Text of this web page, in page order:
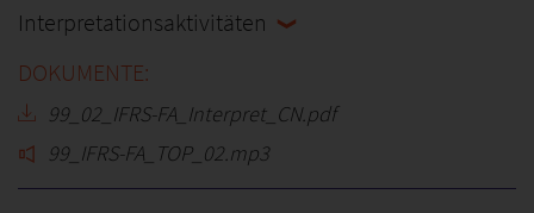
Interpretationsaktivitäten
99_02_IFRS-FA_Interpret_CN.pdf
99_IFRS-FA_TOP_02.mp3